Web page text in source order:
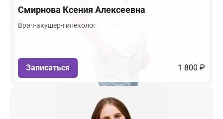
Смирнова Ксения Алексеевна
Врач-акушер-гинеколог
Записаться 1 800 ₽